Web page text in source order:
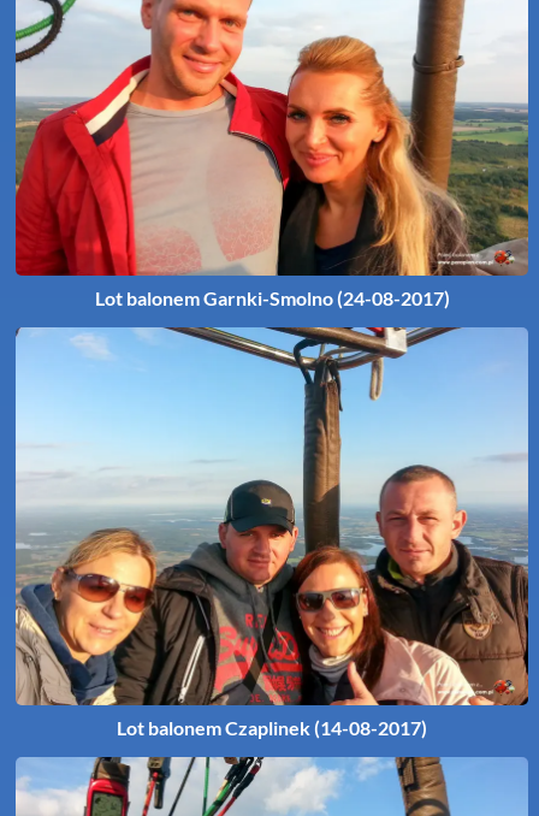
Lot balonem Garnki-Smolno (24-08-2017)
Lot balonem Czaplinek (14-08-2017)